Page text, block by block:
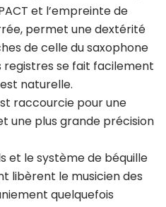
et l’empreinte de
permet une dextérité
de celle du saxophone
registres se fait facilement
naturelle.
raccourcie pour une
une plus grande précision
et le système de béquille
libèrent le musicien des
quelquefois